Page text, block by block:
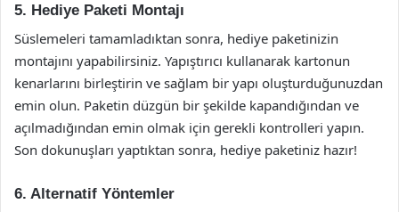
5. Hediye Paketi Montajı
Süslemeleri tamamladıktan sonra, hediye paketinizin
montajını yapabilirsiniz. Yapıştırıcı kullanarak kartonun
kenarlarını birleştirin ve sağlam bir yapı oluşturduğunuzdan
emin olun. Paketin düzgün bir şekilde kapandığından ve
açılmadığından emin olmak için gerekli kontrolleri yapın.
Son dokunuşları yaptıktan sonra, hediye paketiniz hazır!
6. Alternatif Yöntemler